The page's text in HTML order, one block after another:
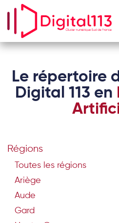
Se rendre au contenu
Le répertoire
Digital 113 en
Régions
Toutes les régions
Ariège
Aude
Gard